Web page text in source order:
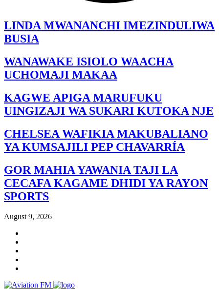
LINDA MWANANCHI IMEZINDULIWA
BUSIA
WANAWAKE ISIOLO WAACHA
UCHOMAJI MAKAA
KAGWE APIGA MARUFUKU
UINGIZAJI WA SUKARI KUTOKA NJE
CHELSEA WAFIKIA MAKUBALIANO
YA KUMSAJILI PEP CHAVARRÍA
GOR MAHIA YAWANIA TAJI LA
CECAFA KAGAME DHIDI YA RAYON
SPORTS
August 9, 2026